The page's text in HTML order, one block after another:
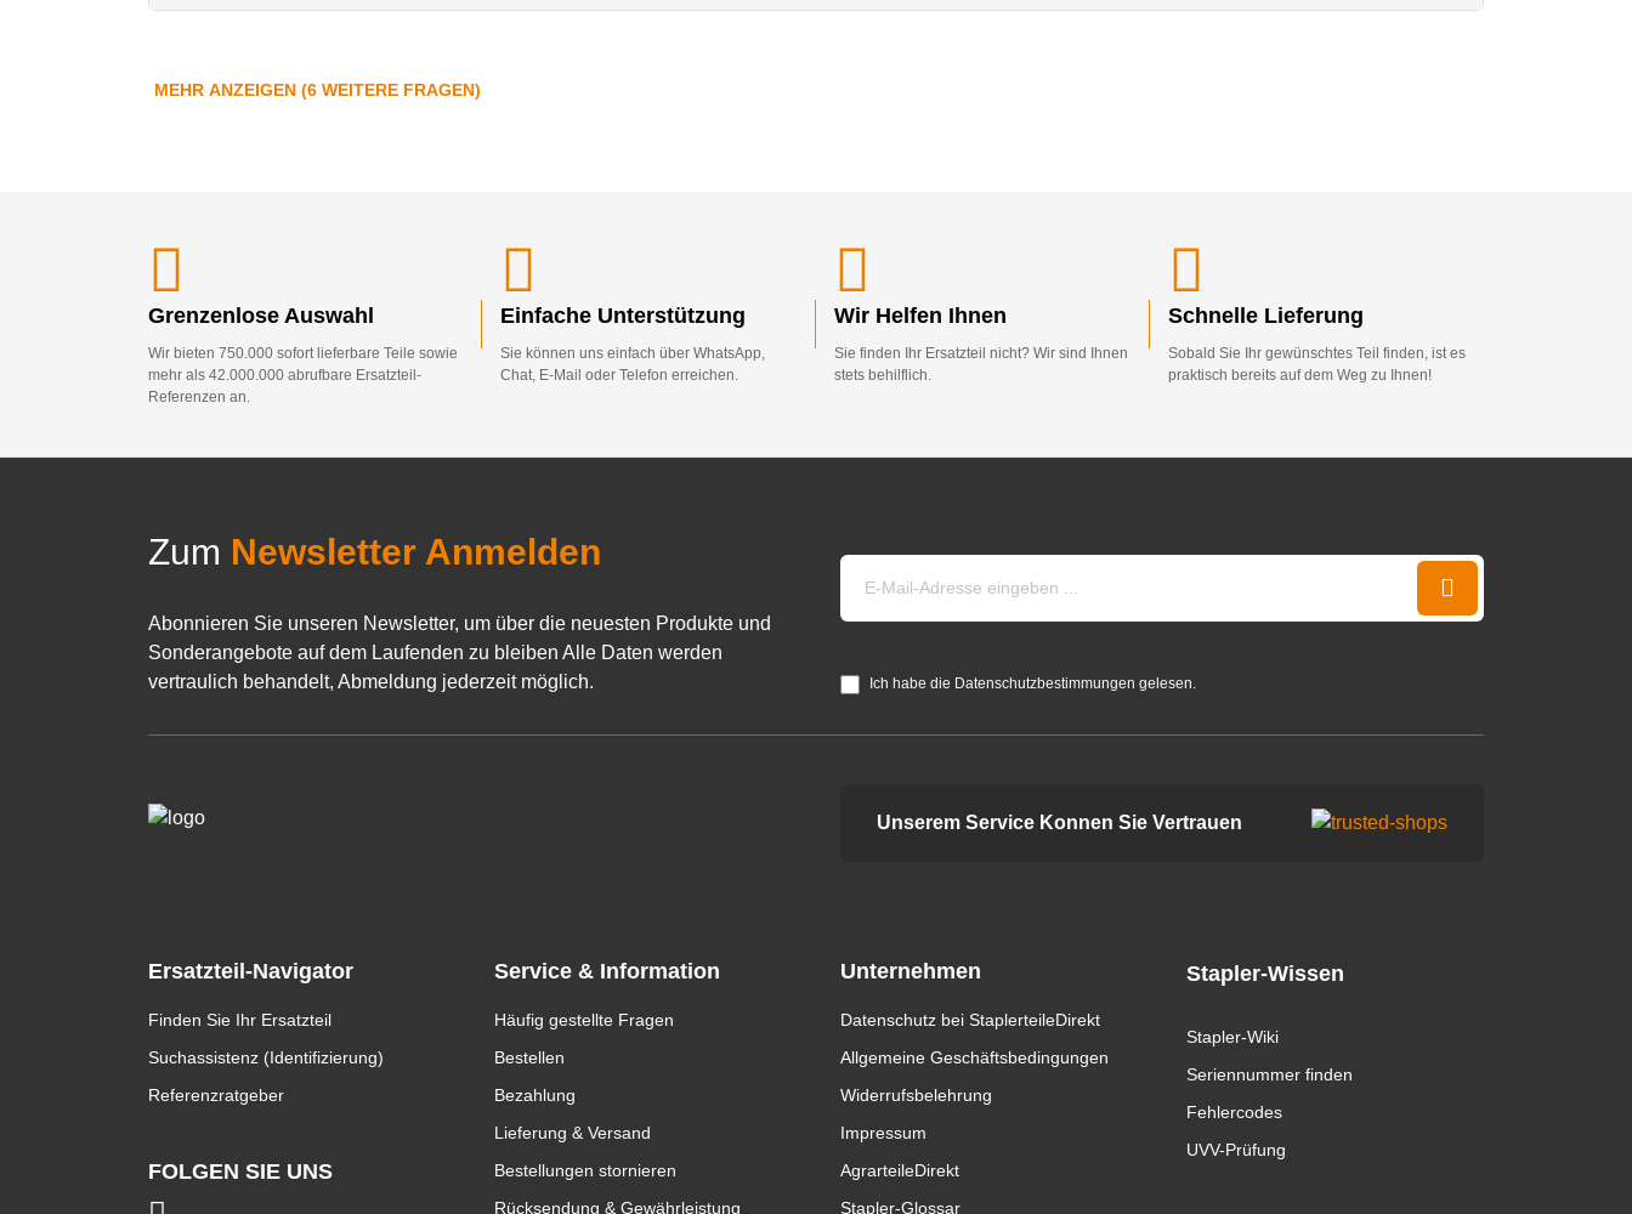
MEHR ANZEIGEN (6 WEITERE FRAGEN)
Grenzenlose Auswahl
Wir bieten 750.000 sofort lieferbare Teile sowie
mehr als 42.000.000 abrufbare Ersatzteil-
Referenzen an.
Einfache Unterstützung
Sie können uns einfach über WhatsApp,
Chat, E-Mail oder Telefon erreichen.
Wir Helfen Ihnen
Sie finden Ihr Ersatzteil nicht? Wir sind Ihnen
stets behilflich.
Schnelle Lieferung
Sobald Sie Ihr gewünschtes Teil finden, ist es
praktisch bereits auf dem Weg zu Ihnen!
Zum Newsletter Anmelden
Abonnieren Sie unseren Newsletter, um über die neuesten Produkte und
Sonderangebote auf dem Laufenden zu bleiben Alle Daten werden
vertraulich behandelt, Abmeldung jederzeit möglich.
Ich habe die Datenschutzbestimmungen gelesen.
Unserem Service Konnen Sie Vertrauen
Ersatzteil-Navigator
Finden Sie Ihr Ersatzteil
Suchassistenz (Identifizierung)
Referenzratgeber
FOLGEN SIE UNS
Service & Information
Häufig gestellte Fragen
Bestellen
Bezahlung
Lieferung & Versand
Bestellungen stornieren
Rücksendung & Gewährleistung
Unternehmen
Datenschutz bei StaplerteileDirekt
Allgemeine Geschäftsbedingungen
Widerrufsbelehrung
Impressum
AgrarteileDirekt
Stapler-Glossar
Stapler-Wissen
Stapler-Wiki
Seriennummer finden
Fehlercodes
UVV-Prüfung